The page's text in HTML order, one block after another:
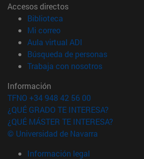
Accesos directos
Biblioteca
Mi correo(abre en nueva ventana)
Aula virtual ADI
Búsqueda de personas(abre en
Trabaja con nosotros(abre en
Información
TFNO +34 948 42 56 00
¿QUÉ GRADO TE INTERESA?
¿QUÉ MÁSTER TE INTERESA?
© Universidad de Navarra
Información legal